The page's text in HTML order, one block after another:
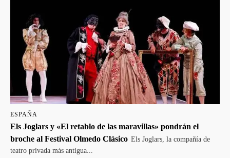
ESPAÑA
Els Joglars y «El retablo de las maravillas» pondrán el
broche al Festival Olmedo Clásico Els Joglars, la compañía de
teatro privada más antigua...